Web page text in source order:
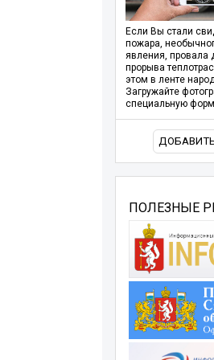
Если Вы стали
пожара,
явления, провала
прорыва
этом в ленте
Загружайте
специальную
ПОЛЕЗНЫЕ